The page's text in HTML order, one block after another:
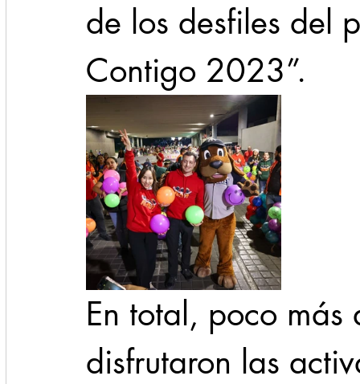
de los desfiles del
Contigo 2023”.
En total, poco
disfrutaron las